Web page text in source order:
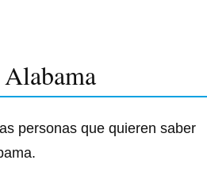
personas que quieren saber